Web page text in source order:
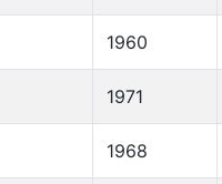
1960
1971
1968